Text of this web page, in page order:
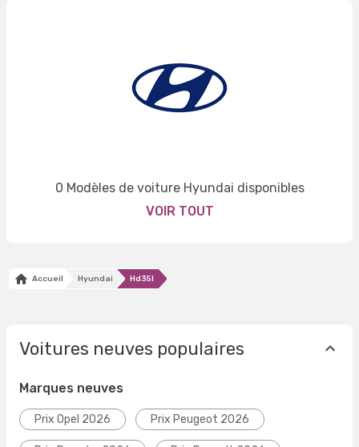
0 Modèles de voiture Hyundai disponibles
VOIR TOUT
Accueil Hyundai Hd35l
Voitures neuves populaires
Marques neuves
Prix Opel 2026 Prix Peugeot 2026